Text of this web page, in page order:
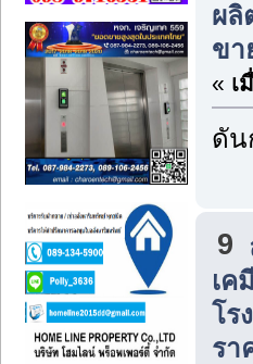
ผลิ
ขา
« เ
ดัน
9
เค
โร
รา